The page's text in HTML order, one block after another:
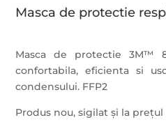
Masca de protectie
Masca de protectie 3M™
confortabila, eficienta si
condensului. FFP2
Produs nou, sigilat și la prețul